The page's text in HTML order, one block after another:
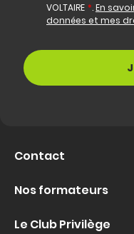
VOLTAIRE *.En
données et mes
Contact
Nos formateurs
Le Club Privilège